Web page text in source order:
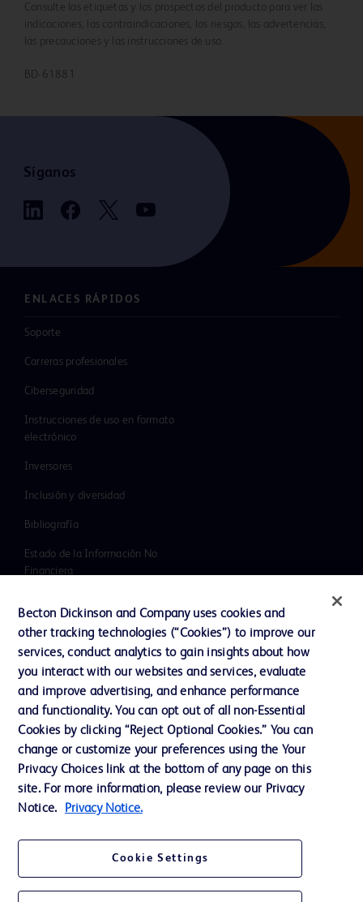
Consulte las etiquetas y los prospectos del producto para ver las
indicaciones, las contraindicaciones, los riesgos, las advertencias,
las precauciones y las instrucciones de uso.
BD-61881
Síganos
ENLACES RÁPIDOS
Soporte
Carreras profesionales
Ciberseguridad
Instrucciones de uso en formato
electrónico
Inversores
Inclusión y diversidad
Bibliografía
Estado de la Información No
Financiera
Nuestra Compañía
Ética y cumplimiento
Informe Impuesto Sociedades
Contacto
Preferencias de cookies
Privacidad
Condiciones de uso
Becton Dickinson and Company uses cookies and
other tracking technologies (“Cookies”) to improve our
services, conduct analytics to gain insights about how
you interact with our websites and services, evaluate
and improve advertising, and enhance performance
and functionality. You can opt out of all non-Essential
Cookies by clicking “Reject Optional Cookies.” You can
change or customize your preferences using the Your
Privacy Choices link at the bottom of any page on this
site. For more information, please review our Privacy
Notice.
Privacy Notice.
Cookie Settings